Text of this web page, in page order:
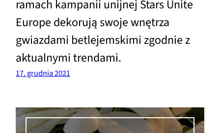
ramach kampanii unijnej Stars Unite
Europe dekorują swoje wnętrza
gwiazdami betlejemskimi zgodnie z
aktualnymi trendami.
17. grudnia 2021